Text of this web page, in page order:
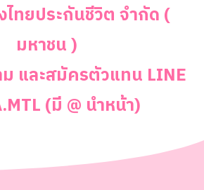
ไทยประกันชีวิต จำกัด (
มหาชน )
และสมัครตัวแทน LINE
(มี @ นำหน้า)